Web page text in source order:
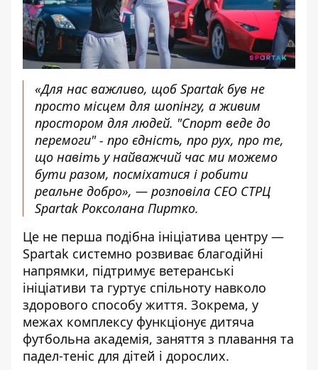
«Для нас важливо, щоб Spartak був не
просто місцем для шопінгу, а живим
простором для людей. "Спорт веде до
перемоги" - про єдність, про рух, про те,
що навіть у найважчий час ми можемо
бути разом, посміхатися і робити
реальне добро», — розповіла СЕО СТРЦ
Spartak Роксолана Пиртко.
Це не перша подібна ініціатива центру —
Spartak системно розвиває благодійні
напрямки, підтримує ветеранські
ініціативи та гуртує спільноту навколо
здорового способу життя. Зокрема, у
межах комплексу функціонує дитяча
футбольна академія, заняття з плавання та
падел-теніс для дітей і дорослих.